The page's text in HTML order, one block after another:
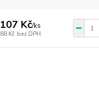
107 Kč/ks
88 Kč bez DPH